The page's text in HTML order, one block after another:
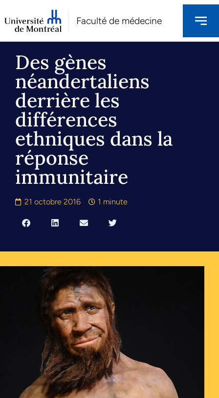
Faculté de médecine
Des gènes
néandertaliens
derrière les
différences
ethniques dans la
réponse
immunitaire
21 octobre 2016 1 minute